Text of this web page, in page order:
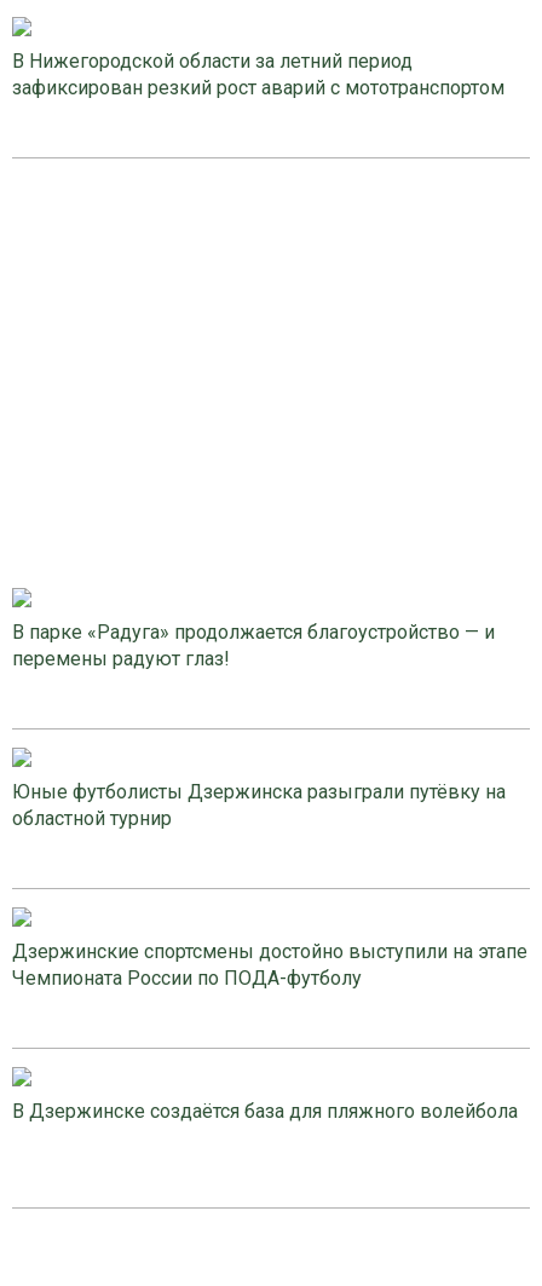
В Нижегородской области за летний период
зафиксирован резкий рост аварий с мототранспортом
В парке «Радуга» продолжается благоустройство — и
перемены радуют глаз!
Юные футболисты Дзержинска разыграли путёвку на
областной турнир
Дзержинские спортсмены достойно выступили на этапе
Чемпионата России по ПОДА-футболу
В Дзержинске создаётся база для пляжного волейбола